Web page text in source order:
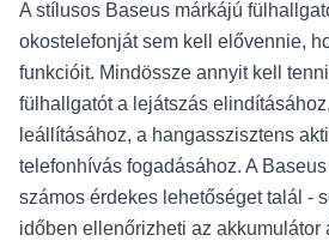
A stílusos Baseus márkájú
okostelefonját sem kell elővennie,
funkcióit. Mindössze annyit kell
fülhallgatót a lejátszás
leállításához, a hangasszisztens
telefonhívás fogadásához. A
számos érdekes lehetőséget talál -
időben ellenőrizheti az akkumulátor